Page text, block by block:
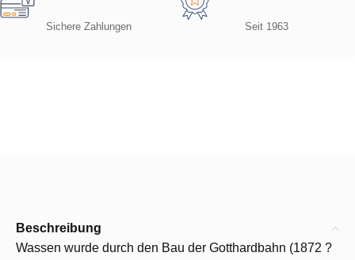
Sichere Zahlungen Seit 1963
Beschreibung
Wassen wurde durch den Bau der Gotthardbahn (1872 ?